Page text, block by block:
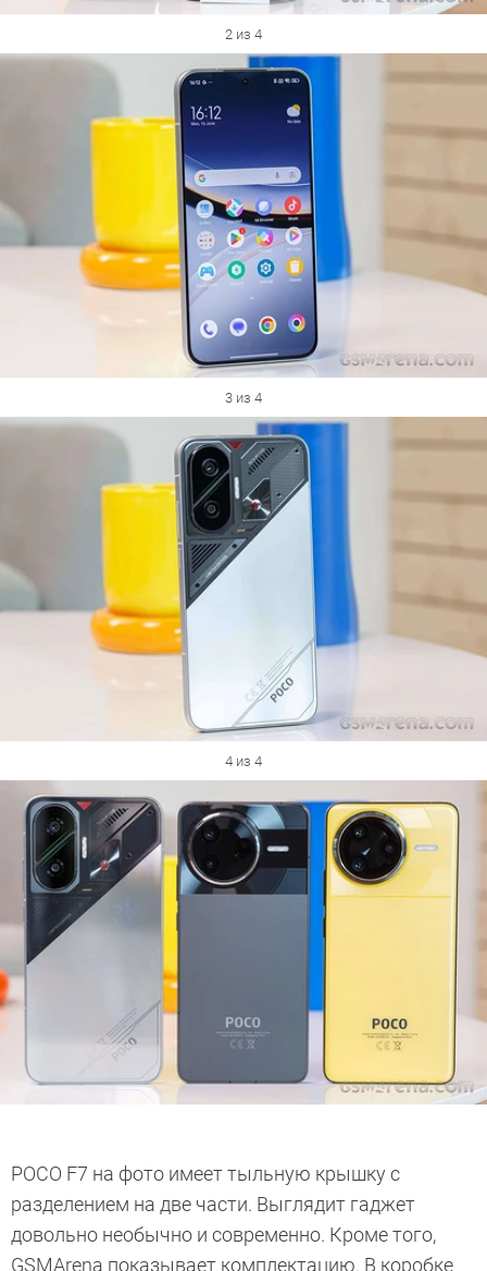
2 из 4
3 из 4
4 из 4
POCO F7 на фото имеет тыльную крышку с
разделением на две части. Выглядит гаджет
довольно необычно и современно. Кроме того,
GSMArena показывает комплектацию. В коробке